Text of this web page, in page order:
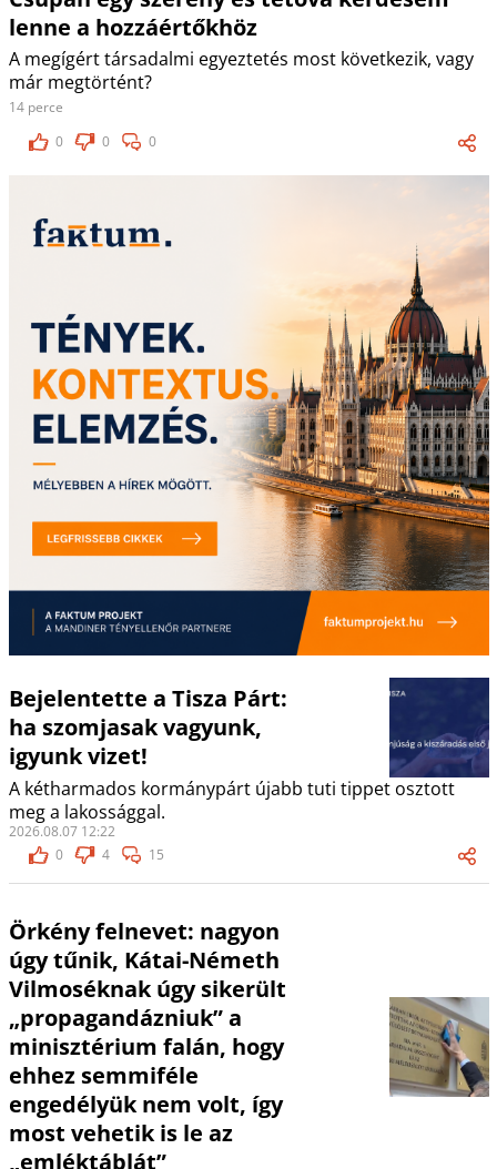
lenne a hozzáértőkhöz
A megígért társadalmi egyeztetés most következik, vagy
már megtörtént?
14 perce
0
0 0
Bejelentette a Tisza Párt:
ha szomjasak vagyunk,
igyunk vizet!
A kétharmados kormánypárt újabb tuti tippet osztott
meg a lakossággal.
2026.08.07 12:22
0
4 15
Örkény felnevet: nagyon
úgy tűnik, Kátai-Németh
Vilmoséknak úgy sikerült
„propagandázniuk” a
minisztérium falán, hogy
ehhez semmiféle
engedélyük nem volt, így
most vehetik is le az
„emléktáblát”